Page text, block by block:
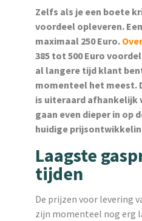
Zelfs als je een boete
voordeel opleveren.
maximaal 250 Euro.
385 tot 500 Euro
al langere tijd klant
momenteel het meest.
is uiteraard afhankelijk
gaan even dieper in op
huidige
Laagste
tijden
De prijzen voor levering
zijn momenteel nog erg